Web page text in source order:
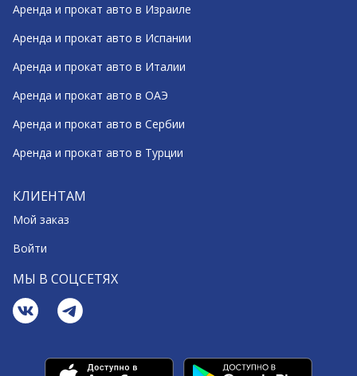
Аренда и прокат авто в Израиле
Аренда и прокат авто в Испании
Аренда и прокат авто в Италии
Аренда и прокат авто в ОАЭ
Аренда и прокат авто в Сербии
Аренда и прокат авто в Турции
КЛИЕНТАМ
Мой заказ
Войти
МЫ В СОЦСЕТЯХ